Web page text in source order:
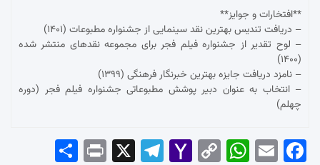
**افتخارات و جوایز**
– دریافت تندیس بهترین نقد سینمایی از جشنواره مطبوعات (۱۴۰۱)
– لوح تقدیر از جشنواره فیلم فجر برای مجموعه نقدهای منتشر شده
(۱۴۰۰)
– نامزد دریافت جایزه بهترین خبرنگار فرهنگی (۱۳۹۹)
– انتخاب به عنوان دبیر پوشش مطبوعاتی جشنواره فیلم فجر (دوره
چهلم)
Fac
Em
Wh
Co
Yah
Tel
Pri